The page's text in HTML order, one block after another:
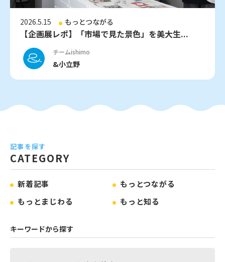
2026.5.15 もっとつながる
【企画展レポ】「市場で見た景色」を美大生...
チームishimo
&小立野
記事を探す
CATEGORY
新着記事
もっとつながる
もっとまじわる
もっと知る
キーワードから探す